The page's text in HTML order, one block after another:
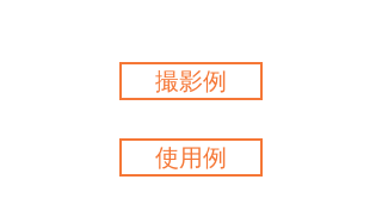
撮影例
使用例